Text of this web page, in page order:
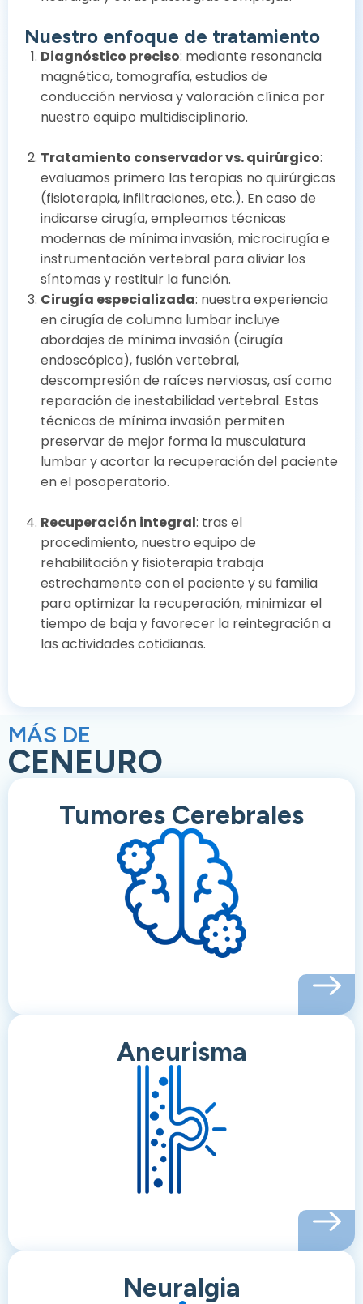
Nuestro enfoque de tratamiento
Diagnóstico preciso: mediante resonancia
magnética, tomografía, estudios de
conducción nerviosa y valoración clínica por
nuestro equipo multidisciplinario.
Tratamiento conservador vs. quirúrgico:
evaluamos primero las terapias no quirúrgicas
(fisioterapia, infiltraciones, etc.). En caso de
indicarse cirugía, empleamos técnicas
modernas de mínima invasión, microcirugía e
instrumentación vertebral para aliviar los
síntomas y restituir la función.
Cirugía especializada: nuestra experiencia
en cirugía de columna lumbar incluye
abordajes de mínima invasión (cirugía
endoscópica), fusión vertebral,
descompresión de raíces nerviosas, así como
reparación de inestabilidad vertebral. Estas
técnicas de mínima invasión permiten
preservar de mejor forma la musculatura
lumbar y acortar la recuperación del paciente
en el posoperatorio.
Recuperación integral: tras el
procedimiento, nuestro equipo de
rehabilitación y fisioterapia trabaja
estrechamente con el paciente y su familia
para optimizar la recuperación, minimizar el
tiempo de baja y favorecer la reintegración a
las actividades cotidianas.
MÁS DE
CENEURO
Tumores Cerebrales
Aneurisma
Neuralgia